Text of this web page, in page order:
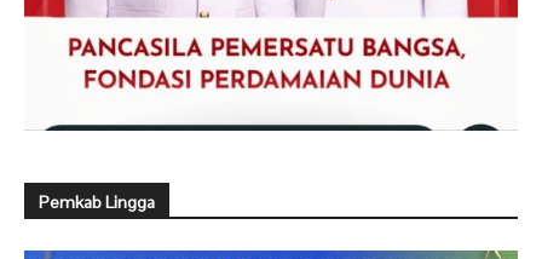
Pemkab Lingga